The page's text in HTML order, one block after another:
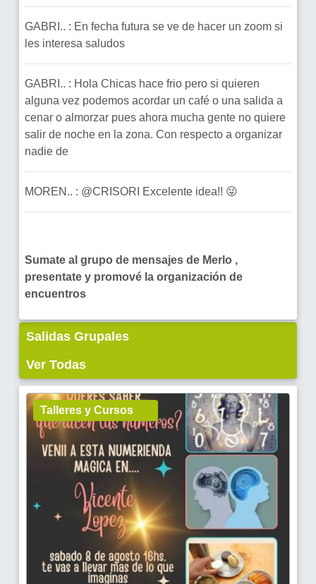
GABRI.. : En fecha futura se ve de hacer un zoom si
les interesa saludos
GABRI.. : Hola Chicas hace frio pero si quieren
alguna vez podemos acordar un café o una salida a
cenar o almorzar pues ahora mucha gente no quiere
salir de noche en la zona. Con respecto a organizar
nadie de
MOREN.. : @CRISORI Excelente idea!! 😜
Sumate al grupo de mensajes de Merlo ,
presentate y promové la organización de
encuentros
Salidas Grupales
Ver Todas
Talleres y Cursos